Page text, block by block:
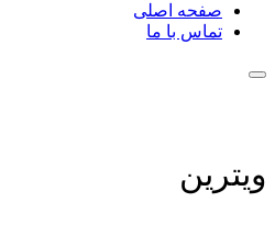
صفحه اصلی
تماس با ما
ویترین